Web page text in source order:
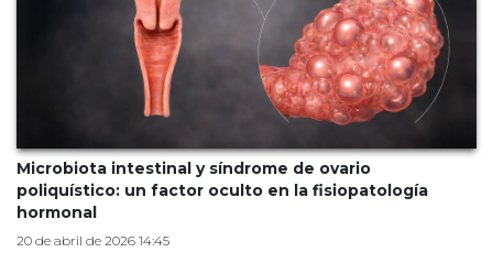
Microbiota intestinal y síndrome de ovario
poliquístico: un factor oculto en la fisiopatología
hormonal
20 de abril de 2026 14:45